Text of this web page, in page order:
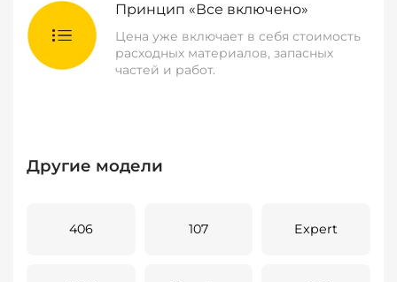
Принцип «Все включено»
Цена уже включает в себя стоимость
расходных материалов, запасных
частей и работ.
Другие модели
406 107 Expert